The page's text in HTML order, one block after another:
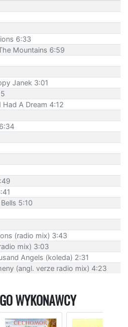
6:33
Mountains 6:59
Janek 3:01
A Dream 4:12
5:10
(radio mix) 3:43
mix) 3:03
Angels (koleda) 2:31
(angl. verze radio mix) 4:23
WYKONAWCY